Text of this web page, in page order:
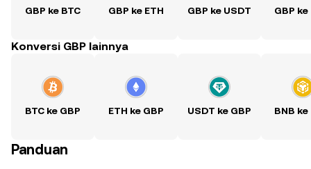
GBP ke BTC GBP ke ETH GBP ke USDT GBP ke
Konversi GBP lainnya
BTC ke GBP ETH ke GBP USDT ke GBP BNB ke
Panduan